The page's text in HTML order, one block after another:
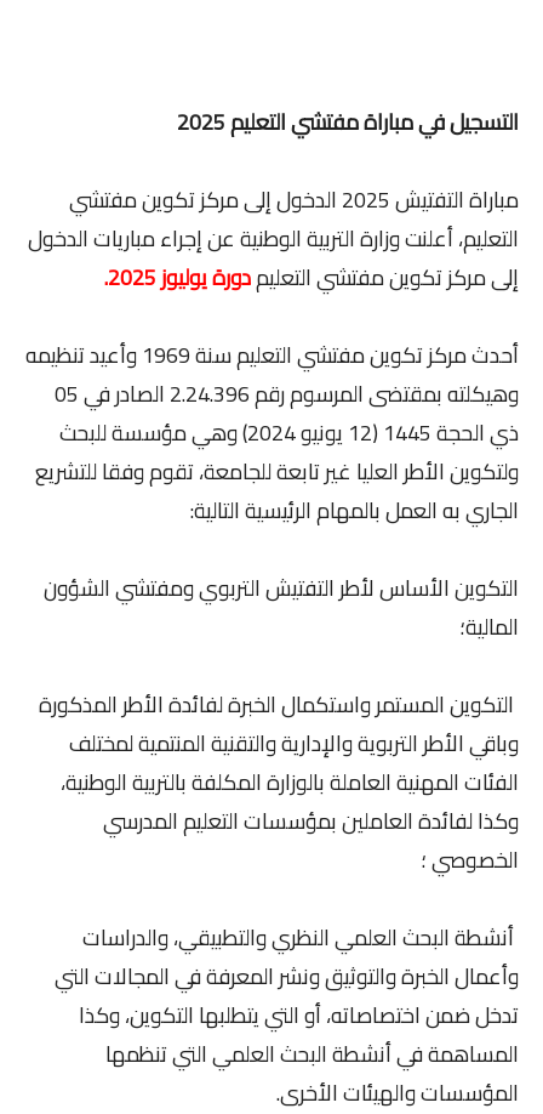
التسجيل في مباراة مفتشي التعليم 2025
مباراة التفتيش 2025 الدخول إلى مركز تكوين مفتشي
التعليم، أعلنت وزارة التربية الوطنية عن إجراء مباريات الدخول
إلى مركز تكوين مفتشي التعليمدورة يوليوز 2025.
أحدث مركز تكوين مفتشي التعليم سنة 1969 وأعيد تنظيمه
وهيكلته بمقتضى المرسوم رقم 2.24.396 الصادر في 05
ذي الحجة 1445 (12 يونيو 2024) وهي مؤسسة للبحث
ولتكوين الأطر العليا غير تابعة للجامعة، تقوم وفقا للتشريع
الجاري به العمل بالمهام الرئيسية التالية:
التكوين الأساس لأطر التفتيش التربوي ومفتشي الشؤون
المالية؛
التكوين المستمر واستكمال الخبرة لفائدة الأطر المذكورة
وباقي الأطر التربوية والإدارية والتقنية المنتمية لمختلف
الفئات المهنية العاملة بالوزارة المكلفة بالتربية الوطنية،
وكذا لفائدة العاملين بمؤسسات التعليم المدرسي
الخصوصي ؛
أنشطة البحث العلمي النظري والتطبيقي، والدراسات
وأعمال الخبرة والتوثيق ونشر المعرفة في المجالات التي
تدخل ضمن اختصاصاته، أو التي يتطلبها التكوين، وكذا
المساهمة في أنشطة البحث العلمي التي تنظمها
المؤسسات والهيئات الأخرى.